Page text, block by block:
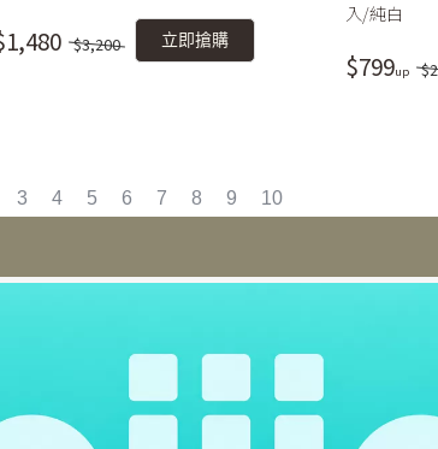
$3,200 立即搶購
入/純白
$799
3 4 5 6 7 8 9 10